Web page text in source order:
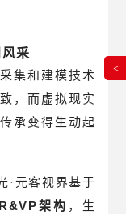
采
集和建模技术
，而虚拟现实
承变得生动起
·元客视界基于
架构 ，生
<